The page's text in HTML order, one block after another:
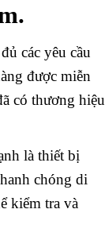
các yêu cầu
được miễn
có thương hiệu
là thiết bị
chóng di
kiểm tra và